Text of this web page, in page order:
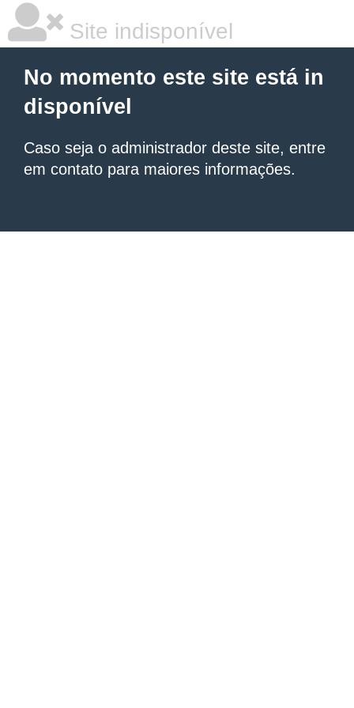
Site indisponível
No momento este site está in
disponível
Caso seja o administrador deste site, entre
em contato para maiores informações.